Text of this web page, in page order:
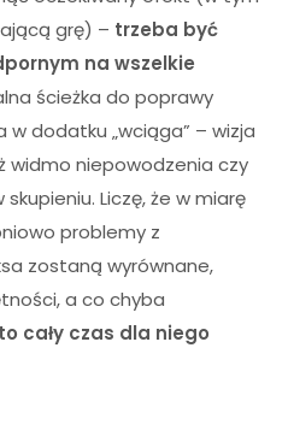
grę) – trzeba być
na wszelkie
ścieżka do poprawy
dodatku „wciąga” – wizja
widmo niepowodzenia czy
Liczę, że w miarę
problemy z
zostaną wyrównane,
a co chyba
cały czas dla niego